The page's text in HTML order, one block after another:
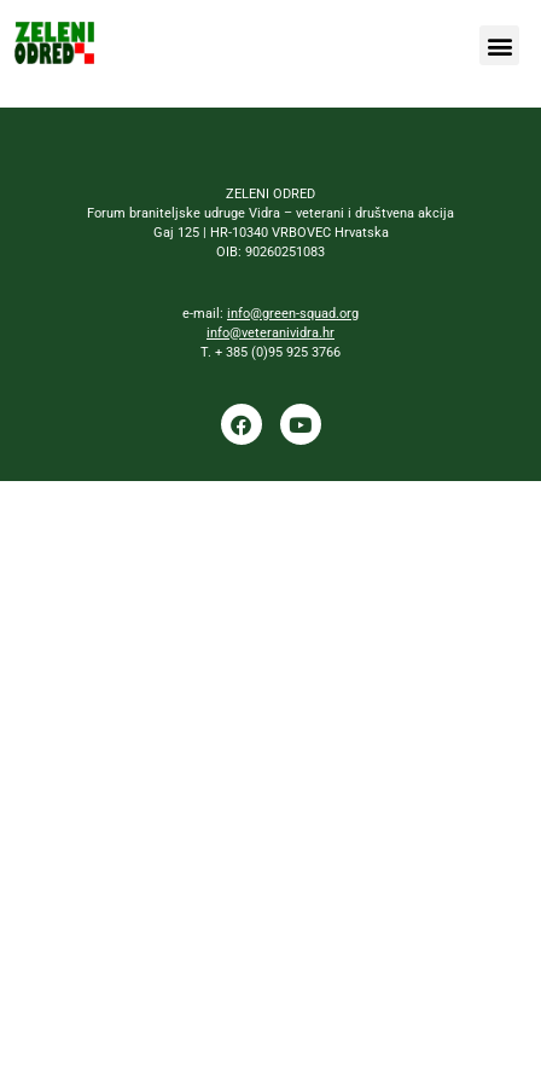
ZELENI ODRED
Forum braniteljske udruge Vidra – veterani i društvena akcija
Gaj 125 | HR-10340 VRBOVEC Hrvatska
OIB: 90260251083
e-mail: info@green-squad.org
info@veteranividra.hr
T. + 385 (0)95 925 3766